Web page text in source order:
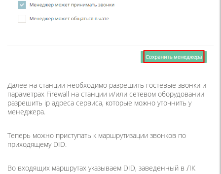
Далее на станции необходимо разрешить гостевые звонки и
параметрах Firewall на станции и/или сетевом оборудовании
разрешить ip адреса сервиса, которые можно уточнить у
менеджера.
Теперь можно приступать к маршрутизации звонков по
приходящему DID.
Во входящих маршрутах указываем DID, заведенный в ЛК